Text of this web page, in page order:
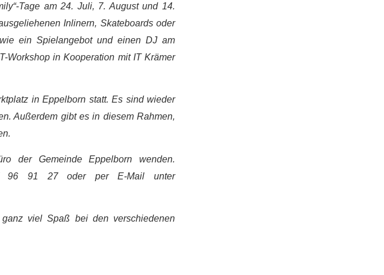
Tage am 24. Juli, 7. August und 14.
Inlinern, Skateboards oder
ein Spielangebot und einen DJ am
Workshop in Kooperation mit IT Krämer
in Eppelborn statt. Es sind wieder
Außerdem gibt es in diesem Rahmen,
der Gemeinde Eppelborn wenden.
/ 96 91 27 oder per E-Mail unter
viel Spaß bei den verschiedenen